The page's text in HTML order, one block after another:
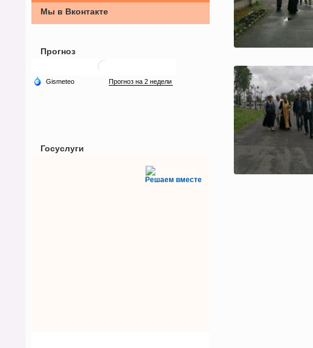
Мы в Вконтакте
Прогноз
Госуслуги
Решаем вместе